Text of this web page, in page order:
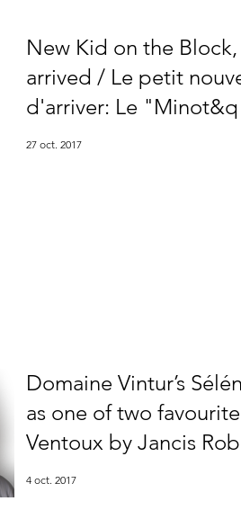
New Kid on the
arrived / Le petit
d'arriver: Le "Minot&q
27 oct. 2017
Domaine Vintur’s
as one of two
Ventoux by Jancis
4 oct. 2017